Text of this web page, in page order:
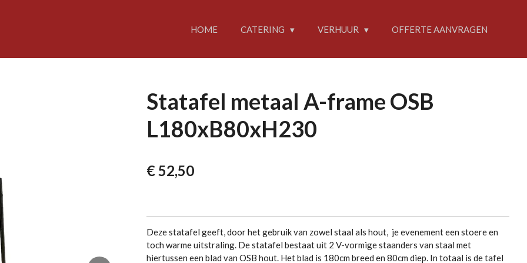
HOME CATERING VERHUUR OFFERTE AANVRAGEN
Statafel metaal A-frame OSB
L180xB80xH230
€ 52,50
Deze statafel geeft, door het gebruik van zowel staal als hout, je evenement een stoere en
toch warme uitstraling. De statafel bestaat uit 2 V-vormige staanders van staal met
hiertussen een blad van OSB hout. Het blad is 180cm breed en 80cm diep. In totaal is de tafel